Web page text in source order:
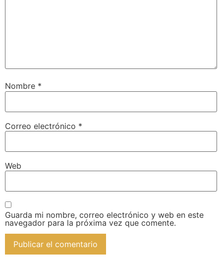
Nombre *
Correo electrónico *
Web
Guarda mi nombre, correo electrónico y web en este
navegador para la próxima vez que comente.